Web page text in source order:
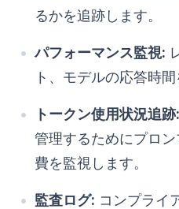
るかを追跡します。
パフォーマンス監視:
ト、モデルの応答時間
トークン使用状況追跡:
管理するためにプロ
費を監視します。
監査ログ: コンプライ